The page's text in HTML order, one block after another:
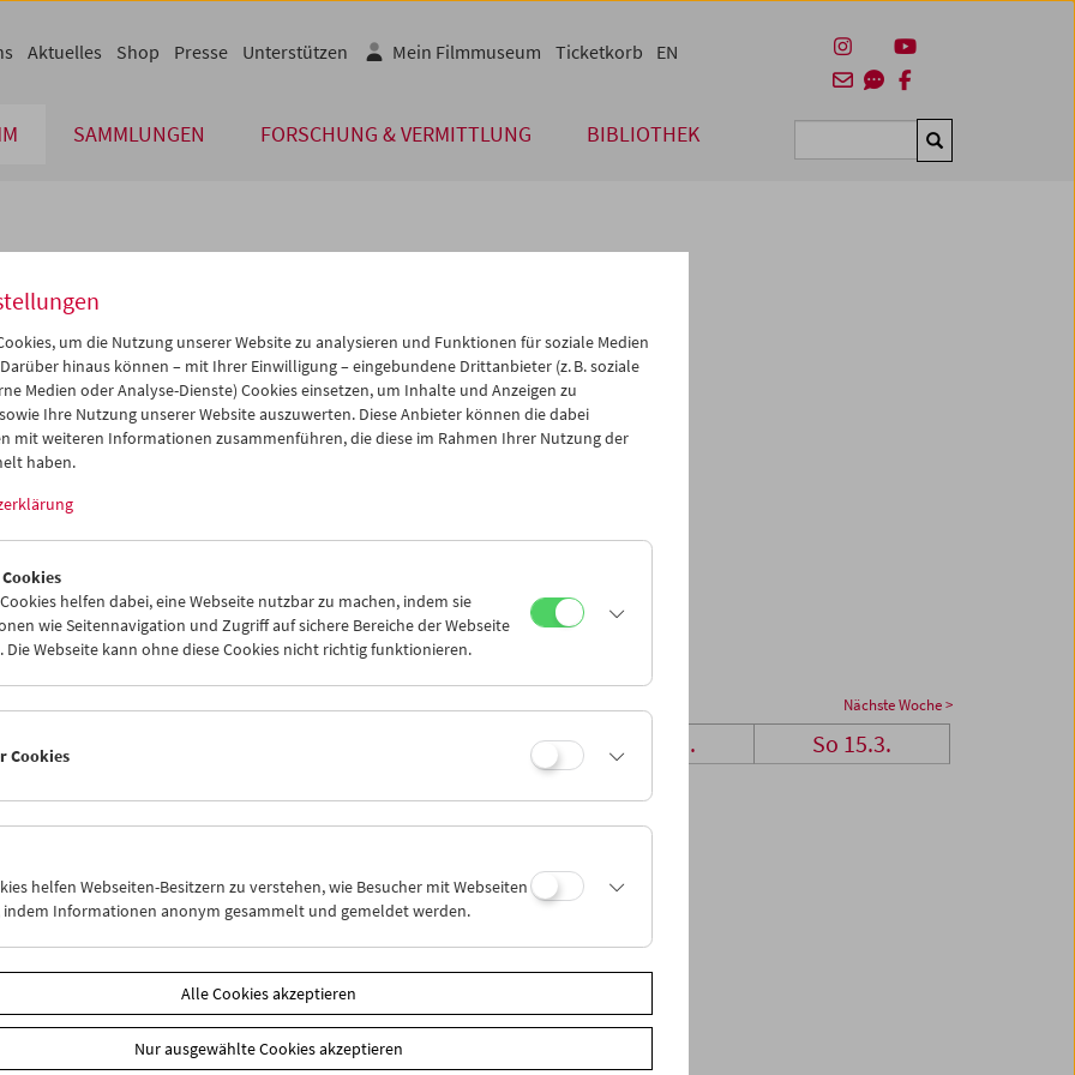
SAMMLUNGEN FORSCHUNG & VERMITTLUNG BIBLIOTHEK Suchen
Aktuelles Shop Presse Unterstützen Mein Filmmuseum Ticketkorb EN
Mär 2009 >>
Mi Do Fr Sa So
25 26 27 28
01
04 05 06 07
08
11 12
18 19
01
iCalender
Programmheft-PDF
English language or subtitles
Nächste Woche >
Mi 11.3. Sa 14.3. So 15.3.
um die Nutzung unserer Website zu analysieren und Funktionen für soziale Medien
hinaus können – mit Ihrer Einwilligung – eingebundene Drittanbieter (z. B. soziale
Medien oder Analyse-Dienste) Cookies einsetzen, um Inhalte und Anzeigen zu
Ihre Nutzung unserer Website auszuwerten. Diese Anbieter können die dabei
mit weiteren Informationen zusammenführen, die diese im Rahmen Ihrer Nutzung der
haben.
helfen dabei, eine Webseite nutzbar zu machen, indem sie
wie Seitennavigation und Zugriff auf sichere Bereiche der Webseite
Die Webseite kann ohne diese Cookies nicht richtig funktionieren.
Cookies
helfen Webseiten-Besitzern zu verstehen, wie Besucher mit Webseiten
indem Informationen anonym gesammelt und gemeldet werden.
Alle Cookies akzeptieren
Nur ausgewählte Cookies akzeptieren